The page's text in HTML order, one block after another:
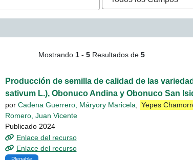
- Yepes
Mostrando 1 - 5 Resultados de 5
Producción de semilla de calidad de las
sativum L.), Obonuco Andina y Obonuco San
por Cadena Guerrero, Máryory Maricela, Yepes
Romero, Juan Vicente
Publicado 2024
Enlace del recurso
Enlace del recurso